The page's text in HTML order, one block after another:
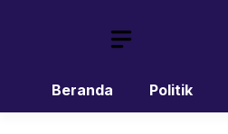
Beranda Politik